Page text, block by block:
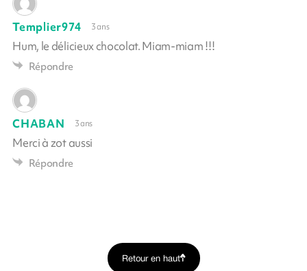
Templier974 3 ans
Hum, le délicieux chocolat. Miam-miam !!!
Répondre
CHABAN 3 ans
Merci à zot aussi
Répondre
Retour en haut